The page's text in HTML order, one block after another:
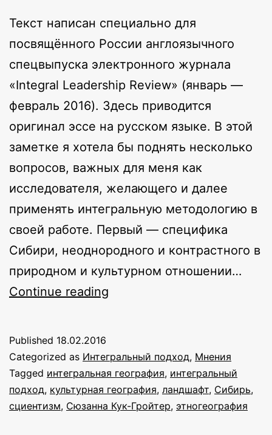
Текст написан специально для
посвящённого России англоязычного
спецвыпуска электронного журнала
«Integral Leadership Review» (январь —
февраль 2016). Здесь приводится
оригинал эссе на русском языке. В этой
заметке я хотела бы поднять несколько
вопросов, важных для меня как
исследователя, желающего и далее
применять интегральную методологию в
своей работе. Первый — специфика
Сибири, неоднородного и контрастного в
природном и культурном отношении…
Continue reading
географии
Published 18.02.2016
Categorized as Интегральный подход, Мнения
Tagged интегральная география, интегральный
подход, культурная география, ландшафт, Сибирь,
сциентизм, Сюзанна Кук-Гройтер, этногеография